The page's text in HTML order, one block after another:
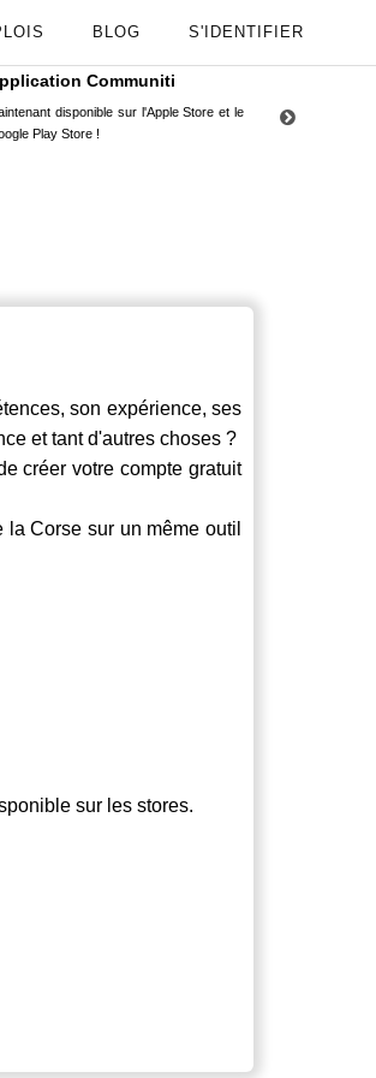
BLOG S'IDENTIFIER
Communiti
disponible sur l'Apple Store et le
Play Store !
son expérience, ses
et tant d'autres choses ?
créer votre compte gratuit
Corse sur un même outil
sur les stores.